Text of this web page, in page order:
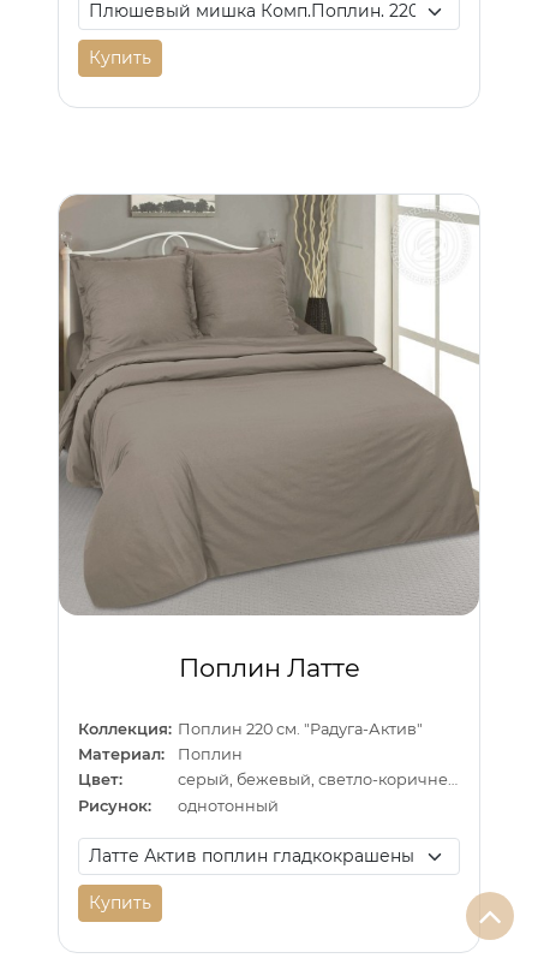
Купить
Поплин Латте
Коллекция: Поплин 220 см. "Радуга-Актив"
Материал:
Поплин
Цвет:
серый, бежевый, светло-коричневый
Рисунок:
однотонный
Купить